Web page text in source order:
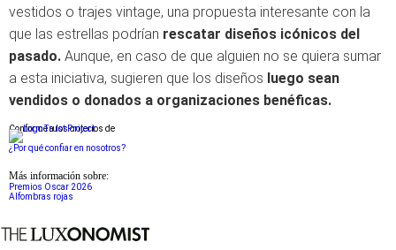
vestidos o trajes vintage, una propuesta interesante con la
que las estrellas podrían rescatar diseños icónicos del
pasado. Aunque, en caso de que alguien no se quiera sumar
a esta iniciativa, sugieren que los diseños luego sean
vendidos o donados a organizaciones benéficas.
Conforme a los criterios de
¿Por qué confiar en nosotros?
Más información sobre:
Premios Oscar 2026
Alfombras rojas